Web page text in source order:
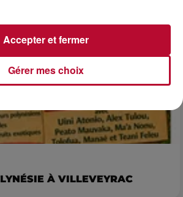
À VILLEVEYRAC
Gérer mes choix
Accepter et fermer